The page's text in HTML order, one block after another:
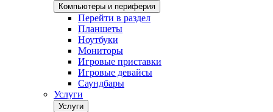
Компьютеры и периферия
Перейти в раздел
Планшеты
Ноутбуки
Мониторы
Игровые приставки
Игровые девайсы
Саундбары
Услуги
Услуги